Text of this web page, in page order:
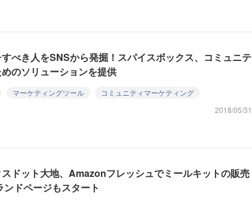
べき人をSNSから発掘！スパイスボックス、コミュニテ
のソリューションを提供
マーケティングツール
コミュニティマーケティング
2018/05/31
ドット大地、Amazonフレッシュでミールキットの販売
ンドページもスタート